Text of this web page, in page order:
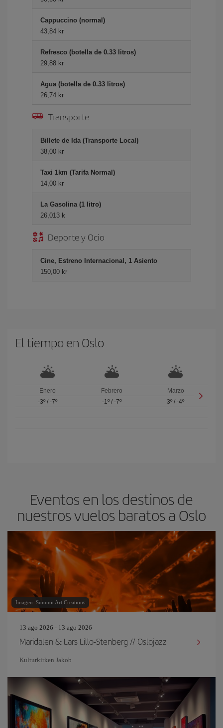
Cappuccino (normal)
43,84 kr
Refresco (botella de 0.33 litros)
29,88 kr
Agua (botella de 0.33 litros)
26,74 kr
Transporte
Billete de Ida (Transporte Local)
38,00 kr
Taxi 1km (Tarifa Normal)
14,00 kr
La Gasolina (1 litro)
26,013 k
Deporte y Ocio
Cine, Estreno Internacional, 1 Asiento
150,00 kr
El tiempo en Oslo
Enero
-3º/ -7º
Febrero
-1º/ -7º
Marzo
3º /-4º
Eventos en los destinos de
nuestros vuelos baratos a Oslo
Imagen: Summit Art Creations
13 ago 2026 - 13 ago 2026
Maridalen & Lars Lillo-Stenberg // Oslojazz
Kulturkirken Jakob